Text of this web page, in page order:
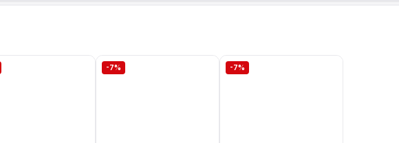
-7% -7%